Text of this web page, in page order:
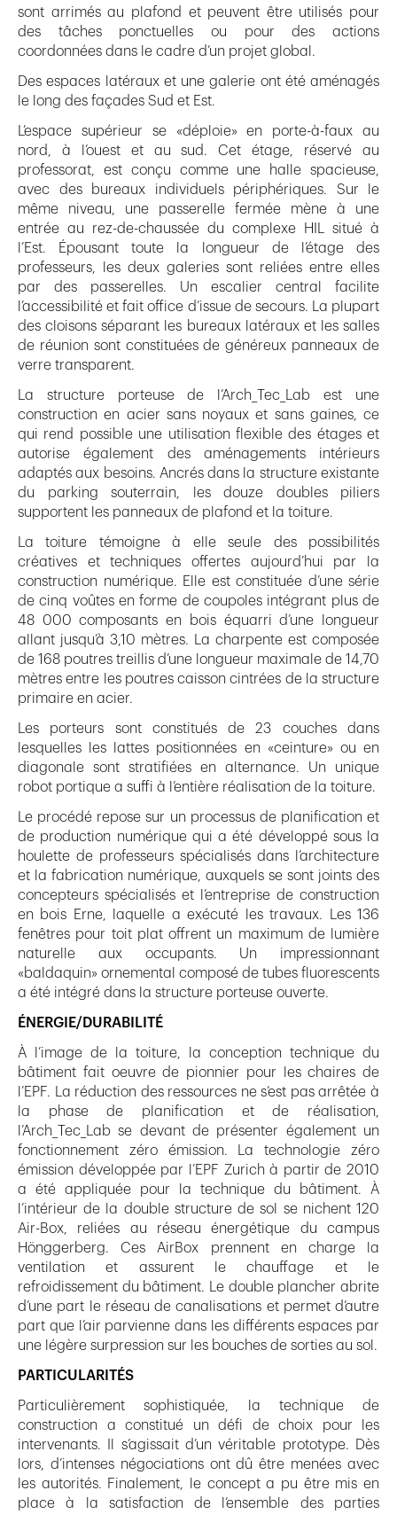
sont arrimés au plafond et peuvent être utilisés pour
des tâches ponctuelles ou pour des actions
coordonnées dans le cadre d’un projet global.
Des espaces latéraux et une galerie ont été aménagés
le long des façades Sud et Est.
L’espace supérieur se «déploie» en porte-à-faux au
nord, à l’ouest et au sud. Cet étage, réservé au
professorat, est conçu comme une halle spacieuse,
avec des bureaux individuels périphériques. Sur le
même niveau, une passerelle fermée mène à une
entrée au rez-de-chaussée du complexe HIL situé à
l’Est. Épousant toute la longueur de l’étage des
professeurs, les deux galeries sont reliées entre elles
par des passerelles. Un escalier central facilite
l’accessibilité et fait office d’issue de secours. La plupart
des cloisons séparant les bureaux latéraux et les salles
de réunion sont constituées de généreux panneaux de
verre transparent.
La structure porteuse de l’Arch_Tec_Lab est une
construction en acier sans noyaux et sans gaines, ce
qui rend possible une utilisation flexible des étages et
autorise également des aménagements intérieurs
adaptés aux besoins. Ancrés dans la structure existante
du parking souterrain, les douze doubles piliers
supportent les panneaux de plafond et la toiture.
La toiture témoigne à elle seule des possibilités
créatives et techniques offertes aujourd’hui par la
construction numérique. Elle est constituée d’une série
de cinq voûtes en forme de coupoles intégrant plus de
48 000 composants en bois équarri d’une longueur
allant jusqu’à 3,10 mètres. La charpente est composée
de 168 poutres treillis d’une longueur maximale de 14,70
mètres entre les poutres caisson cintrées de la structure
primaire en acier.
Les porteurs sont constitués de 23 couches dans
lesquelles les lattes positionnées en «ceinture» ou en
diagonale sont stratifiées en alternance. Un unique
robot portique a suffi à l’entière réalisation de la toiture.
Le procédé repose sur un processus de planification et
de production numérique qui a été développé sous la
houlette de professeurs spécialisés dans l’architecture
et la fabrication numérique, auxquels se sont joints des
concepteurs spécialisés et l’entreprise de construction
en bois Erne, laquelle a exécuté les travaux. Les 136
fenêtres pour toit plat offrent un maximum de lumière
naturelle aux occupants. Un impressionnant
«baldaquin» ornemental composé de tubes fluorescents
a été intégré dans la structure porteuse ouverte.
ÉNERGIE/DURABILITÉ
À l’image de la toiture, la conception technique du
bâtiment fait oeuvre de pionnier pour les chaires de
l’EPF. La réduction des ressources ne s’est pas arrêtée à
la phase de planification et de réalisation,
l’Arch_Tec_Lab se devant de présenter également un
fonctionnement zéro émission. La technologie zéro
émission développée par l’EPF Zurich à partir de 2010
a été appliquée pour la technique du bâtiment. À
l’intérieur de la double structure de sol se nichent 120
Air-Box, reliées au réseau énergétique du campus
Hönggerberg. Ces AirBox prennent en charge la
ventilation et assurent le chauffage et le
refroidissement du bâtiment. Le double plancher abrite
d’une part le réseau de canalisations et permet d’autre
part que l’air parvienne dans les différents espaces par
une légère surpression sur les bouches de sorties au sol.
PARTICULARITÉS
Particulièrement sophistiquée, la technique de
construction a constitué un défi de choix pour les
intervenants. Il s’agissait d’un véritable prototype. Dès
lors, d’intenses négociations ont dû être menées avec
les autorités. Finalement, le concept a pu être mis en
place à la satisfaction de l’ensemble des parties